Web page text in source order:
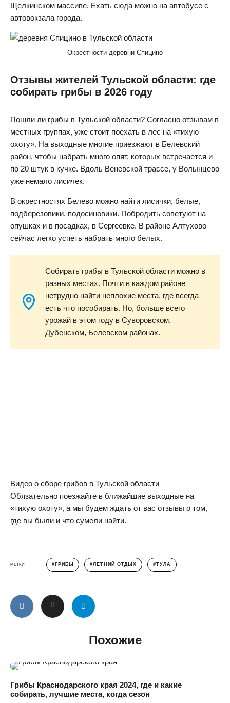
Щелкинском массиве. Ехать сюда можно на автобусе с
автовокзала города.
Окрестности деревни Спицино
Отзывы жителей Тульской области: где
собирать грибы в 2026 году
Пошли ли грибы в Тульской области? Согласно отзывам в
местных группах, уже стоит поехать в лес на «тихую
охоту». На выходные многие приезжают в Белевский
район, чтобы набрать много опят, которых встречается и
по 20 штук в кучке. Вдоль Веневской трассе, у Волынцево
уже немало лисичек.
В окрестностях Белево можно найти лисички, белые,
подберезовики, подосиновики. Побродить советуют на
опушках и в посадках, в Сергеевке. В районе Алтухово
сейчас легко успеть набрать много белых.
Собирать грибы в Тульской области можно в
разных местах. Почти в каждом районе
нетрудно найти неплохие места, где всегда
есть что пособирать. Но, больше всего
урожай в этом году в Суворовском,
Дубенском, Белевском районах.
Видео о сборе грибов в Тульской области
Обязательно поезжайте в ближайшие выходные на
«тихую охоту», а мы будем ждать от вас отзывы о том,
где вы были и что сумели найти.
МЕТКИ ГРИБЫ ЛЕТНИЙ ОТДЫХ ТУЛА
Похожие
Грибы Краснодарского края 2024, где и какие
собирать, лучшие места, когда сезон